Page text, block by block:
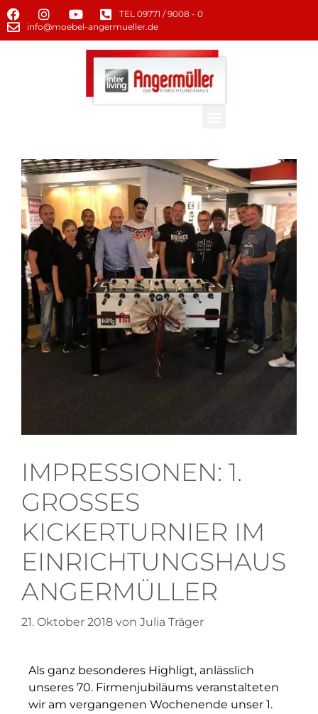
TEL 09771 / 9008 - 0
info@moebel-angermueller.de
IMPRESSIONEN: 1.
GROSSES K
ICKERTURNIER IM E
INRICHTUNGSHAUS A
NGERMÜLLER
21. Oktober 2018 von Julia Träger
Als ganz besonderes Highligt, anlässlich
unseres 70. Firmenjubiläums veranstalteten
wir am vergangenen Wochenende unser 1.